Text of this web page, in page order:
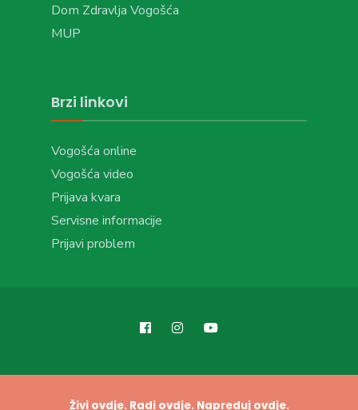
Dom Zdravlja Vogošća
MUP
Brzi linkovi
Vogošća online
Vogošća video
Prijava kvara
Servisne informacije
Prijavi problem
Živi ovdje. Radi ovdje. Napreduj ovdje.